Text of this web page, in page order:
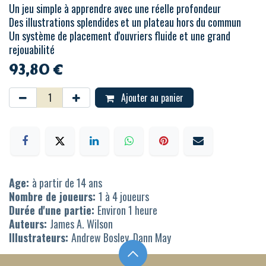
Un jeu simple à apprendre avec une réelle profondeur
Des illustrations splendides et un plateau hors du commun
Un système de placement d'ouvriers fluide et une grand
rejouabilité
93,80€
Ajouter au panier
Age: à partir de 14 ans
Nombre de joueurs: 1 à 4 joueurs
Durée d'une partie: Environ 1 heure
Auteurs: James A. Wilson
Illustrateurs: Andrew Bosley, Dann May